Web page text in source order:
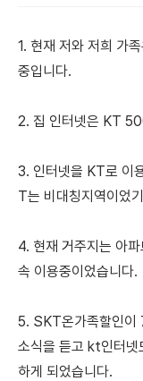
1. 현재 저와 저희 가
중입니다.
2. 집 인터넷은 KT
3. 인터넷을 KT로 이
T는 비대칭지역이었
4. 현재 거주지는 아
속 이용중이었습니다.
5. SKT온가족할인이
소식을 듣고 kt인터넷
하게 되었습니다.